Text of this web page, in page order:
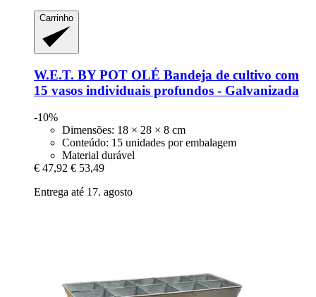
Carrinho
W.E.T. BY POT OLÉ Bandeja de cultivo com
15 vasos individuais profundos -​ Galvanizada
-10%
Dimensões: 18 × 28 × 8 cm
Conteúdo: 15 unidades por embalagem
Material durável
€ 47,92 € 53,49
Entrega até 17. agosto